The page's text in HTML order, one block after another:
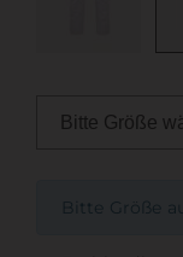
Bitte Größe